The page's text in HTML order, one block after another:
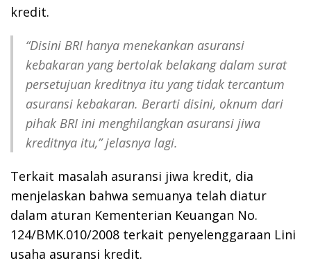
kredit.
“Disini BRI hanya menekankan asuransi
kebakaran yang bertolak belakang dalam surat
persetujuan kreditnya itu yang tidak tercantum
asuransi kebakaran. Berarti disini, oknum dari
pihak BRI ini menghilangkan asuransi jiwa
kreditnya itu,” jelasnya lagi.
Terkait masalah asuransi jiwa kredit, dia
menjelaskan bahwa semuanya telah diatur
dalam aturan Kementerian Keuangan No.
124/BMK.010/2008 terkait penyelenggaraan Lini
usaha asuransi kredit.